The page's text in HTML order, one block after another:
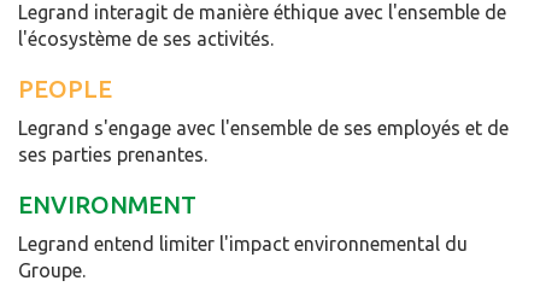
Legrand interagit de manière éthique avec l'ensemble de
l'écosystème de ses activités.
PEOPLE
Legrand s'engage avec l'ensemble de ses employés et de
ses parties prenantes.
ENVIRONMENT
Legrand entend limiter l'impact environnemental du
Groupe.